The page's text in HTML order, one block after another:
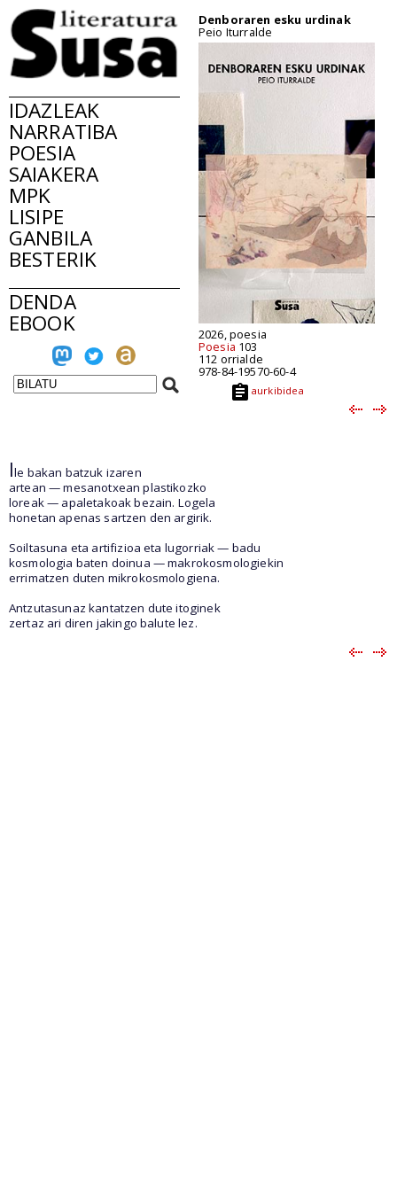
IDAZLEAK
NARRATIBA
POESIA
SAIAKERA
MPK
LISIPE
GANBILA
BESTERIK
DENDA
EBOOK
Denboraren esku urdinak
Peio Iturralde
2026, poesia
Poesia 103
112 orrialde
978-84-19570-60-4
aurkibidea
Ile bakan batzuk izaren
artean — mesanotxean plastikozko
loreak — apaletakoak bezain. Logela
honetan apenas sartzen den argirik.
Soiltasuna eta artifizioa eta lugorriak — badu
kosmologia baten doinua — makrokosmologiekin
errimatzen duten mikrokosmologiena.
Antzutasunaz kantatzen dute itoginek
zertaz ari diren jakingo balute lez.